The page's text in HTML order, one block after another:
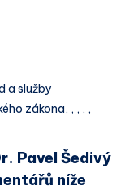
a služby
zákona, , , , ,
Pavel Šedivý
níže